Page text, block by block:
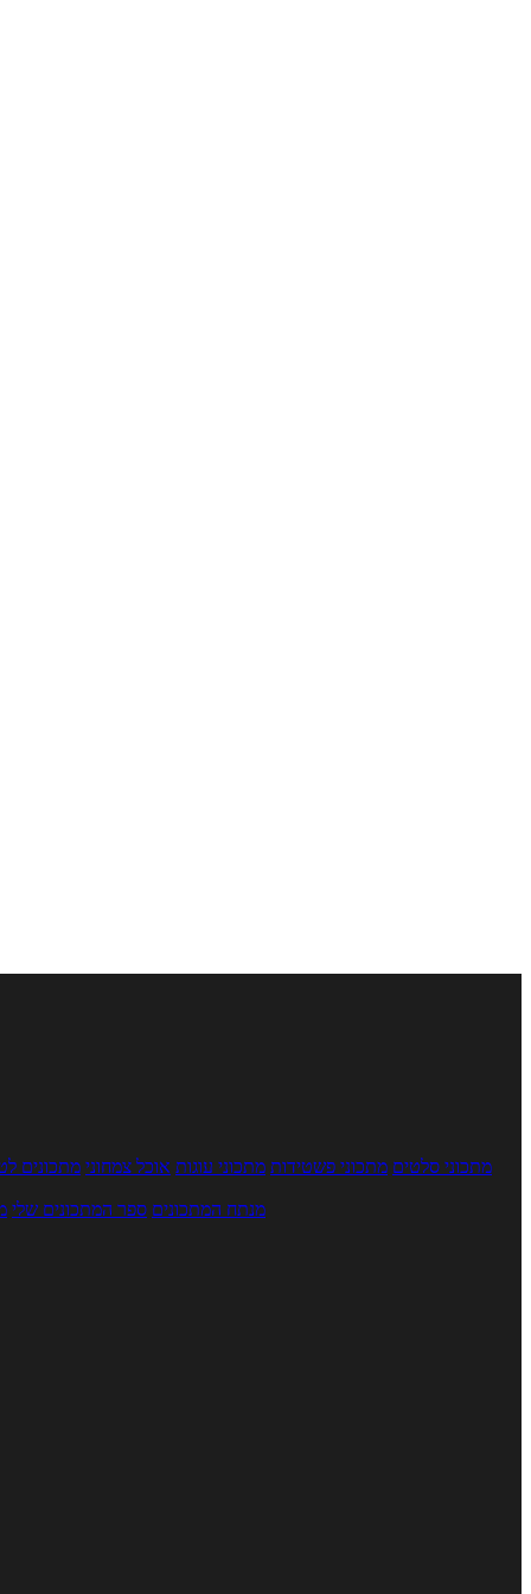
מתכוני סלטים מתכוני פשטידות מתכוני עוגות אוכל צמחוני מתכונים
מנתח המתכונים ספר המתכונים שלי